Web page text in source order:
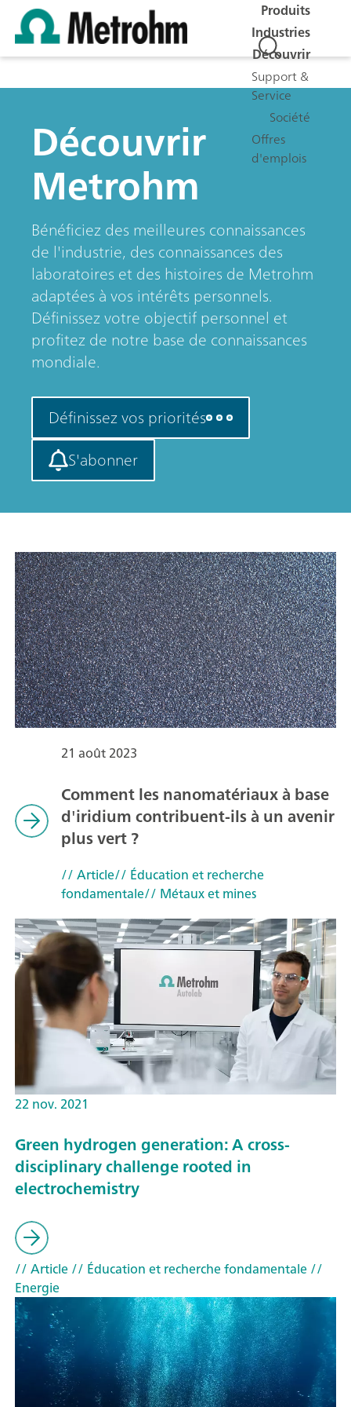
Produits
Industries
Découvrir
Support &
Service
Société
Offres
d'emplois
Découvrir
Metrohm
Bénéficiez des meilleures connaissances
de l'industrie, des connaissances des
laboratoires et des histoires de Metrohm
adaptées à vos intérêts personnels.
Définissez votre objectif personnel et
profitez de notre base de connaissances
mondiale.
Définissez vos priorités
S'abonner
21 août 2023
Comment les nanomatériaux à base
d'iridium contribuent-ils à un avenir
plus vert ?
// Article// Éducation et recherche
fondamentale// Métaux et mines
22 nov. 2021
Green hydrogen generation: A cross-
disciplinary challenge rooted in
electrochemistry
// Article// Éducation et recherche fondamentale//
Energie